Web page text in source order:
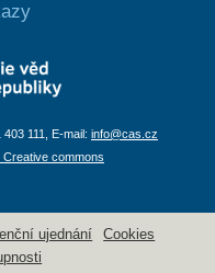
111, E-mail: info@cas.cz
commons
ujednání
Cookies